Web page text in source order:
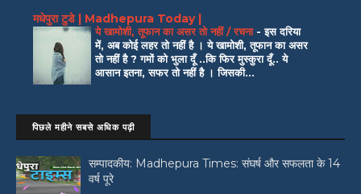
मधेपुरा टुडे | Madhepura Today |
ये खामोशी, तूफान का असर तो नहीं / रचना -इस दरिया
में, अब कोई लहर तो नहीं है । ये खामोशी, तूफान का असर
तो नहीं है ? गमों को भुला दूँ ..कि फिर मुस्कुरा दूँ.. ये
आसान इतना, सफर तो नहीं है । जिसकी...
पिछले महीने सबसे अधिक पढ़ी
सम्पादकीय: Madhepura Times: संघर्ष और सफलता के 14
वर्ष पूरे